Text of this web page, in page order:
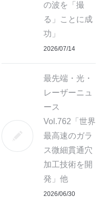
の波を「撮
る」ことに成
功」
2026/07/14
最先端・光・
レーザーニュ
ース
Vol.762「世界
最高速のガラ
ス微細貫通穴
加工技術を開
発」他
2026/06/30